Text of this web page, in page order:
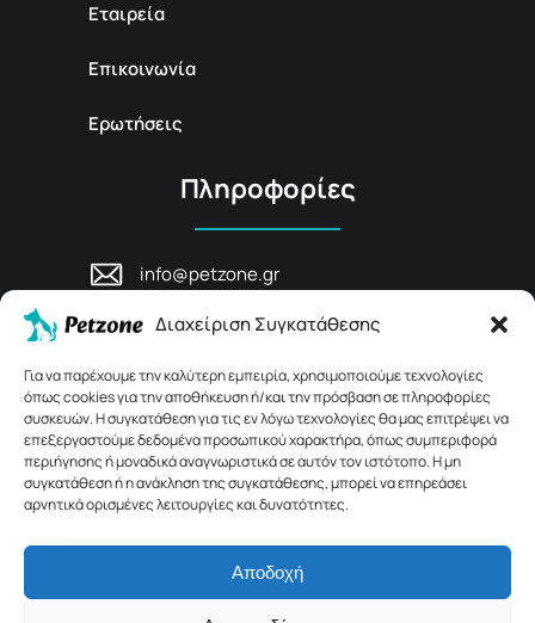
Διαχείριση Συγκατάθεσης
Για να παρέχουμε την καλύτερη εμπειρία, χρησιμοποιούμε τεχνολογίες
όπως cookies για την αποθήκευση ή/και την πρόσβαση σε πληροφορίες
συσκευών. Η συγκατάθεση για τις εν λόγω τεχνολογίες θα μας επιτρέψει να
επεξεργαστούμε δεδομένα προσωπικού χαρακτήρα, όπως συμπεριφορά
περιήγησης ή μοναδικά αναγνωριστικά σε αυτόν τον ιστότοπο. Η μη
συγκατάθεση ή η ανάκληση της συγκατάθεσης, μπορεί να επηρεάσει
αρνητικά ορισμένες λειτουργίες και δυνατότητες.
Αποδοχή
Εταιρεία
Επικοινωνία
Ερωτήσεις
Πληροφορίες
info@petzone.gr
Ρέθυμνο, Κρήτη
© 2026 Petzone.gr – All Rights Reserved.